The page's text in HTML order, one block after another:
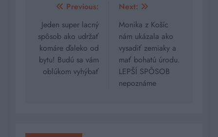
Navigácia
v
článku
Previous:
Jeden super lacný
spôsob ako udržať
komáre ďaleko od
bytu! Budú sa vám
oblúkom vyhýbať
Next:
Monika z Košíc
nám ukázala ako
vysadiť zemiaky a
mať bohatú úrodu.
LEPŠÍ SPÔSOB
nepoznáme